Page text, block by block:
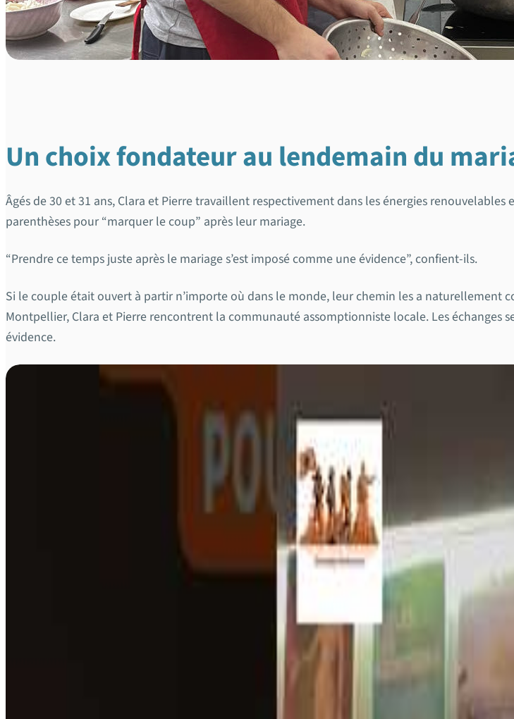
Un choix fondateur au lendemain du
Âgés de 30 et 31 ans, Clara et Pierre travaillent respectivement dans les énergies
parenthèses pour “marquer le coup” après leur mariage.
“Prendre ce temps juste après le mariage s’est imposé comme une évidence”, confient-ils.
Si le couple était ouvert à partir n’importe où dans le monde, leur chemin les a naturellement
Montpellier, Clara et Pierre rencontrent la communauté assomptionniste locale. Les échanges
évidence.